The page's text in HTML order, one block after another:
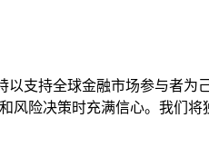
支持全球金融市场参与者为
风险决策时充满信心。我们